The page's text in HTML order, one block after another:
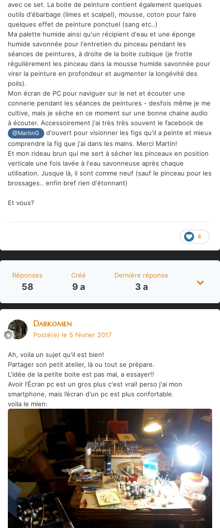
avec ce set. La boite de peinture contient également quelques
outils d'ébarbage (limes et scalpel), mousse, coton pour faire
quelques effet de peinture ponctuel (sang etc..)
Ma palette humide ainsi qu'un récipient d'eau et une éponge
humide savonnée pour l'entretien du pinceau pendant les
séances de peintures, à droite de la boite cubique (je frotte
régulièrement les pinceau dans la mousse humide savonnée pour
virer la peinture en profondeur et augmenter la longévité des
poils).
Mon écran de PC pour naviguer sur le net et écouter une
connerie pendant les séances de peintures - desfois même je me
cultive, mais je sèche en ce moment sur une bonne chaine audio
à écouter. Accessoirement j'ai très très souvent le facebook de
@MartinG
d'ouvert pour visionner les figs qu'il a peinte et mieux
comprendre la fig que j'ai dans les mains. Merci Martin!
Et mon rideau brun qui me sert à sécher les pinceaux en position
verticale une fois lavée à l'eau savonneuse après chaque
utilisation. Jusque là, il sont comme neuf (sauf le pinceau pour les
brossages.. enfin bref rien d'étonnant)
Et vous?
4
Réponses
58
Créé
9 a
Dernière réponse
3 a
Darkomen
Posté(e) le 5 février 2017
Ah, voila un sujet qu'il est bien!
Partager son petit atelier, là ou tout se prépare.
L'idée de la petite boite est pas mal, a essayer!!
Avoir l’Écran pc est un gros plus c'est vrai! perso j'ai mon
smartphone, mais l’écran d'un pc est plus confortable.
voila le mien: